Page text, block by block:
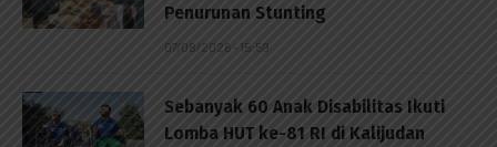
Penurunan Stunting
07/08/2026 - 15:59
Sebanyak 60 Anak Disabilitas Ikuti
Lomba HUT ke-81 RI di Kalijudan